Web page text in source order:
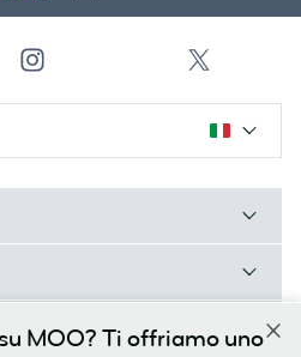
MOO? Ti offriamo uno